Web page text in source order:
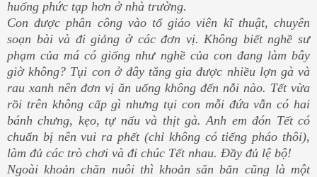
huống phức tạp hơn ở nhà trường.
Con được phân công vào tổ giáo viên kĩ thuật, chuyên
soạn bài và đi giảng ở các đơn vị. Không biết nghề sư
phạm của má có giống như nghề của con đang làm bây
giờ không? Tụi con ở đây tăng gia được nhiều lợn gà và
rau xanh nên đơn vị ăn uống không đến nỗi nào. Tết vừa
rồi trên không cấp gì nhưng tụi con mỗi đứa vẫn có hai
bánh chưng, kẹo, tự nấu và thịt gà. Anh em đón Tết có
chuẩn bị nên vui ra phết (chỉ không có tiếng pháo thôi),
làm đủ các trò chơi và đi chúc Tết nhau. Đầy đủ lệ bộ!
Ngoài khoản chăn nuôi thì khoản săn bắn cũng là một